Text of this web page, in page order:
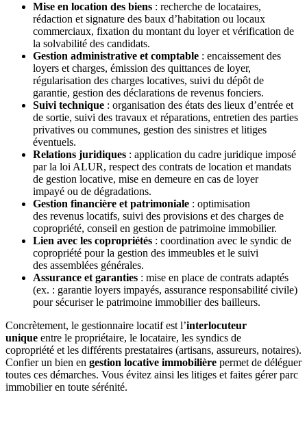
Mise en location des biens : recherche de locataires,
rédaction et signature des baux d’habitation ou locaux
commerciaux, fixation du montant du loyer et vérification de
la solvabilité des candidats.
Gestion administrative et comptable : encaissement des
loyers et charges, émission des quittances de loyer,
régularisation des charges locatives, suivi du dépôt de
garantie, gestion des déclarations de revenus fonciers.
Suivi technique : organisation des états des lieux d’entrée et
de sortie, suivi des travaux et réparations, entretien des parties
privatives ou communes, gestion des sinistres et litiges
éventuels.
Relations juridiques : application du cadre juridique imposé
par la loi ALUR, respect des contrats de location et mandats
de gestion locative, mise en demeure en cas de loyer
impayé ou de dégradations.
Gestion financière et patrimoniale : optimisation
des revenus locatifs, suivi des provisions et des charges de
copropriété, conseil en gestion de patrimoine immobilier.
Lien avec les copropriétés : coordination avec le syndic de
copropriété pour la gestion des immeubles et le suivi
des assemblées générales.
Assurance et garanties : mise en place de contrats adaptés
(ex. : garantie loyers impayés, assurance responsabilité civile)
pour sécuriser le patrimoine immobilier des bailleurs.
Concrètement, le gestionnaire locatif est l’interlocuteur
unique entre le propriétaire, le locataire, les syndics de
copropriété et les différents prestataires (artisans, assureurs, notaires).
Confier un bien en gestion locative immobilière permet de déléguer
toutes ces démarches. Vous évitez ainsi les litiges et faites gérer parc
immobilier en toute sérénité.